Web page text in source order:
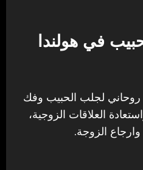
في هولندا
لجلب الحبيب وفك
العلاقات الزوجية،
الزوجة.